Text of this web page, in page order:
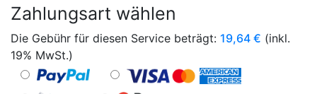
Zahlungsart wählen
Die Gebühr für diesen Service beträgt: 19,64 € (inkl.
19% MwSt.)